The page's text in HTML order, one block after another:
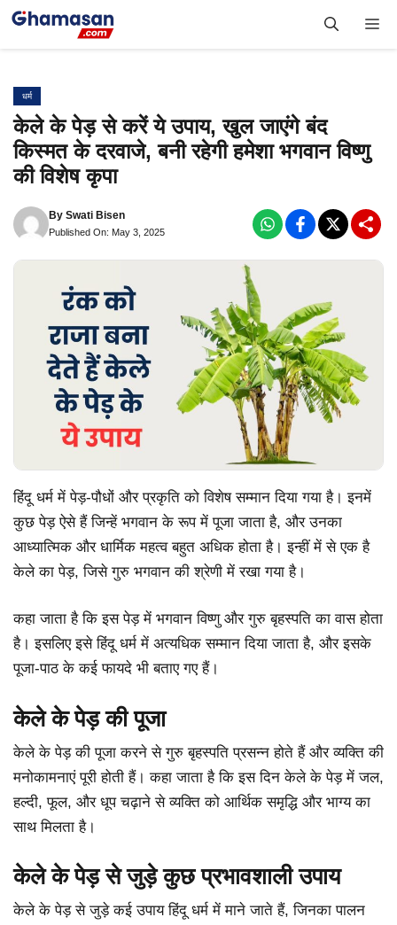
Skip
धर्म
केले के पेड़ से करें ये उपाय, खुल जाएंगे बंद
किस्मत के दरवाजे, बनी रहेगी हमेशा भगवान विष्णु
की विशेष कृपा
By Swati Bisen
Published On: May 3, 2025
हिंदू धर्म में पेड़-पौधों और प्रकृति को विशेष सम्मान दिया गया है। इनमें
कुछ पेड़ ऐसे हैं जिन्हें भगवान के रूप में पूजा जाता है, और उनका
आध्यात्मिक और धार्मिक महत्व बहुत अधिक होता है। इन्हीं में से एक है
केले का पेड़, जिसे गुरु भगवान की श्रेणी में रखा गया है।
कहा जाता है कि इस पेड़ में भगवान विष्णु और गुरु बृहस्पति का वास होता
है। इसलिए इसे हिंदू धर्म में अत्यधिक सम्मान दिया जाता है, और इसके
पूजा-पाठ के कई फायदे भी बताए गए हैं।
केले के पेड़ की पूजा
केले के पेड़ की पूजा करने से गुरु बृहस्पति प्रसन्न होते हैं और व्यक्ति की
मनोकामनाएं पूरी होती हैं। कहा जाता है कि इस दिन केले के पेड़ में जल,
हल्दी, फूल, और धूप चढ़ाने से व्यक्ति को आर्थिक समृद्धि और भाग्य का
साथ मिलता है।
केले के पेड़ से जुड़े कुछ प्रभावशाली उपाय
केले के पेड़ से जुड़े कई उपाय हिंदू धर्म में माने जाते हैं, जिनका पालन